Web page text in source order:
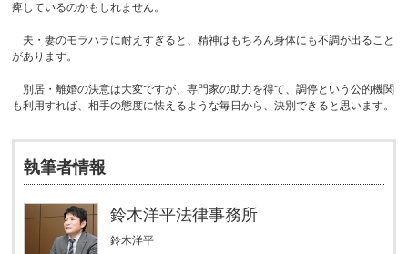
痺しているのかもしれません。
夫・妻のモラハラに耐えすぎると、精神はもちろん身体にも不調が出ること
があります。
別居・離婚の決意は大変ですが、専門家の助力を得て、調停という公的機関
も利用すれば、相手の態度に怯えるような毎日から、決別できると思います。
執筆者情報
鈴木洋平法律事務所
鈴木洋平